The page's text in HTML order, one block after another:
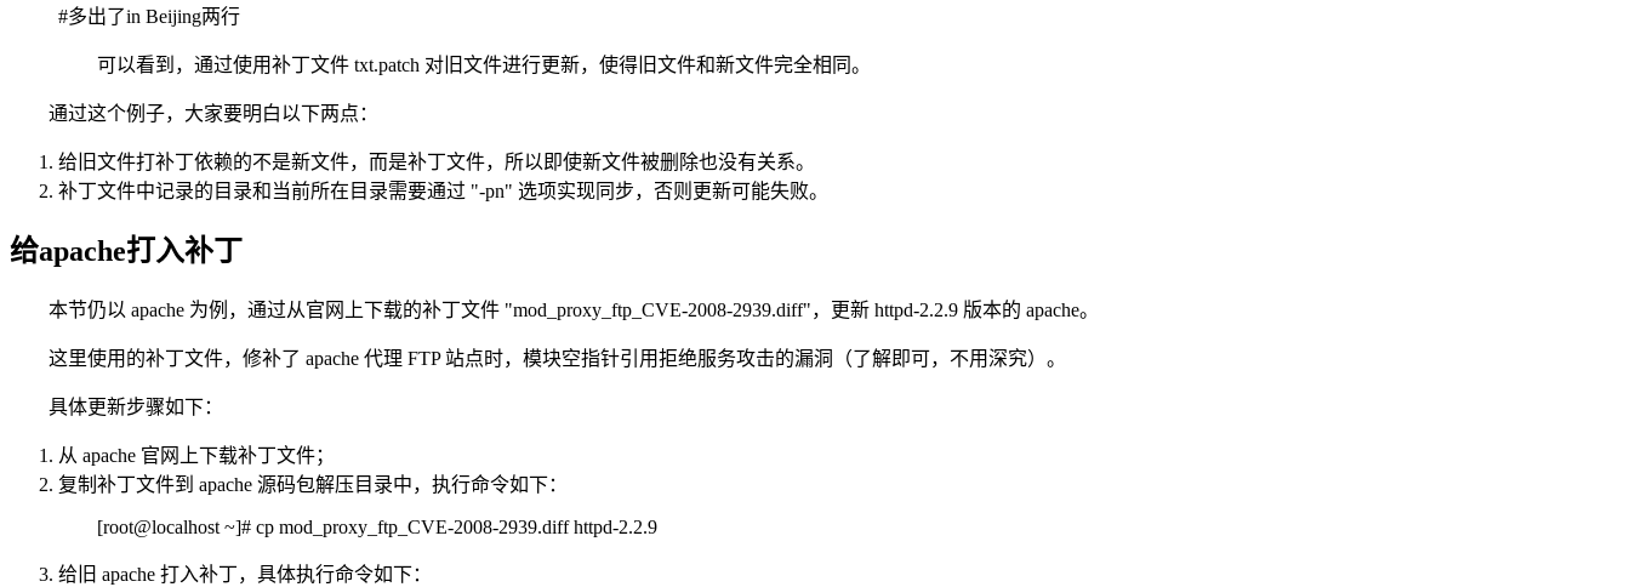
#多出了in Beijing两行
可以看到，通过使用补丁文件 txt.patch 对旧文件进行更新，使得旧文件和新文件完全相同。
通过这个例子，大家要明白以下两点：
给旧文件打补丁依赖的不是新文件，而是补丁文件，所以即使新文件被删除也没有关系。
补丁文件中记录的目录和当前所在目录需要通过 "-pn" 选项实现同步，否则更新可能失败。
给apache打入补丁
本节仍以 apache 为例，通过从官网上下载的补丁文件 "mod_proxy_ftp_CVE-2008-2939.diff"，更新 httpd-2.2.9 版本的 apache。
这里使用的补丁文件，修补了 apache 代理 FTP 站点时，模块空指针引用拒绝服务攻击的漏洞（了解即可，不用深究）。
具体更新步骤如下：
从 apache 官网上下载补丁文件；
复制补丁文件到 apache 源码包解压目录中，执行命令如下：
[root@localhost ~]# cp mod_proxy_ftp_CVE-2008-2939.diff httpd-2.2.9
给旧 apache 打入补丁，具体执行命令如下：